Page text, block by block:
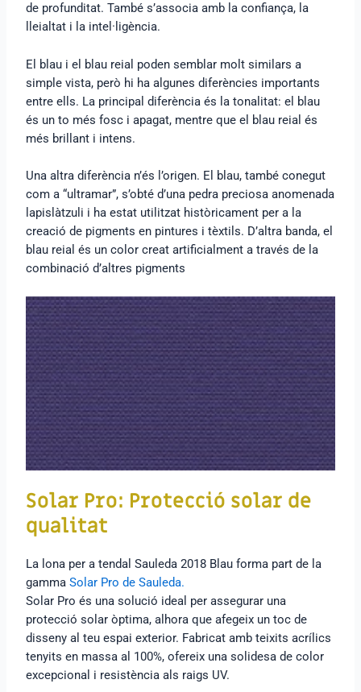
de profunditat. També s’associa amb la confiança, la
lleialtat i la intel·ligència.
El blau i el blau reial poden semblar molt similars a
simple vista, però hi ha algunes diferències importants
entre ells. La principal diferència és la tonalitat: el blau
és un to més fosc i apagat, mentre que el blau reial és
més brillant i intens.
Una altra diferència n’és l’origen. El blau, també conegut
com a “ultramar”, s’obté d’una pedra preciosa anomenada
lapislàtzuli i ha estat utilitzat històricament per a la
creació de pigments en pintures i tèxtils. D’altra banda, el
blau reial és un color creat artificialment a través de la
combinació d’altres pigments
Solar Pro: Protecció solar de
qualitat
La lona per a tendal Sauleda 2018 Blau forma part de la
gammaSolar Pro de Sauleda.
Solar Pro és una solució ideal per assegurar una
protecció solar òptima, alhora que afegeix un toc de
disseny al teu espai exterior. Fabricat amb teixits acrílics
tenyits en massa al 100%, ofereix una solidesa de color
excepcional i resistència als raigs UV.